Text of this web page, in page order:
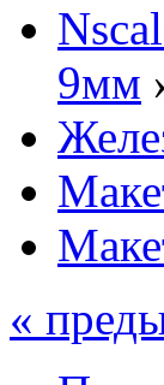
9мм
«